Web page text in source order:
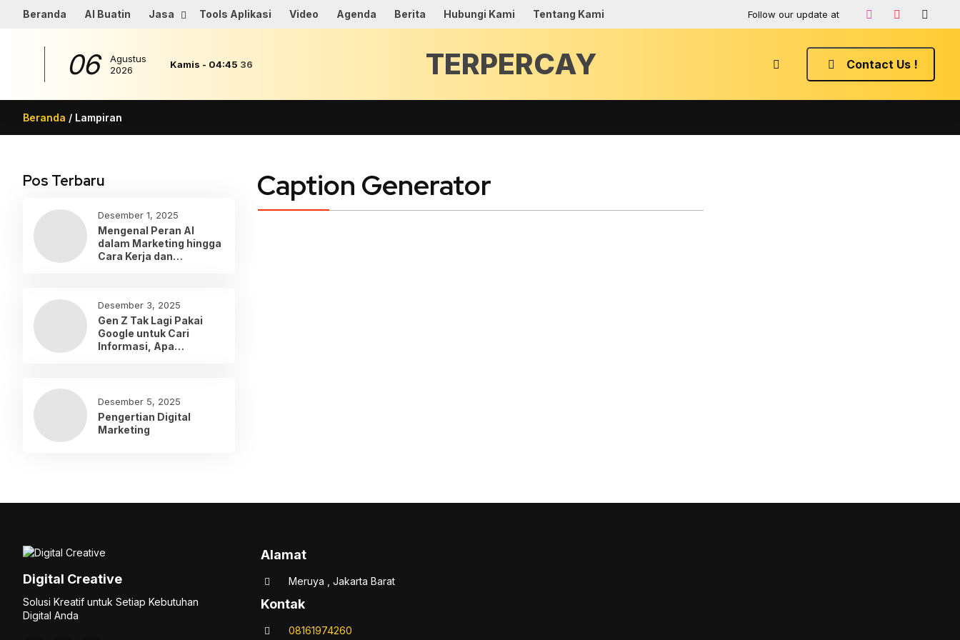
Beranda AI Buatin Jasa Tools Aplikasi Video Agenda Berita Hubungi Kami Tentang Kami Follow our update at
06
Agustus
2026
Kamis - 04:45 36 Contact Us !
Beranda / Lampiran
Caption Generator
Pos Terbaru
Desember 1, 2025
Mengenal Peran AI
dalam Marketing hingga
Cara Kerja dan
Desember 3, 2025
Gen Z Tak Lagi Pakai
Google untuk Cari
Informasi, Apa
Desember 5, 2025
Pengertian Digital
Marketing
Digital Creative
Solusi Kreatif untuk Setiap Kebutuhan
Digital Anda
Alamat
Meruya , Jakarta Barat
Kontak
08161974260